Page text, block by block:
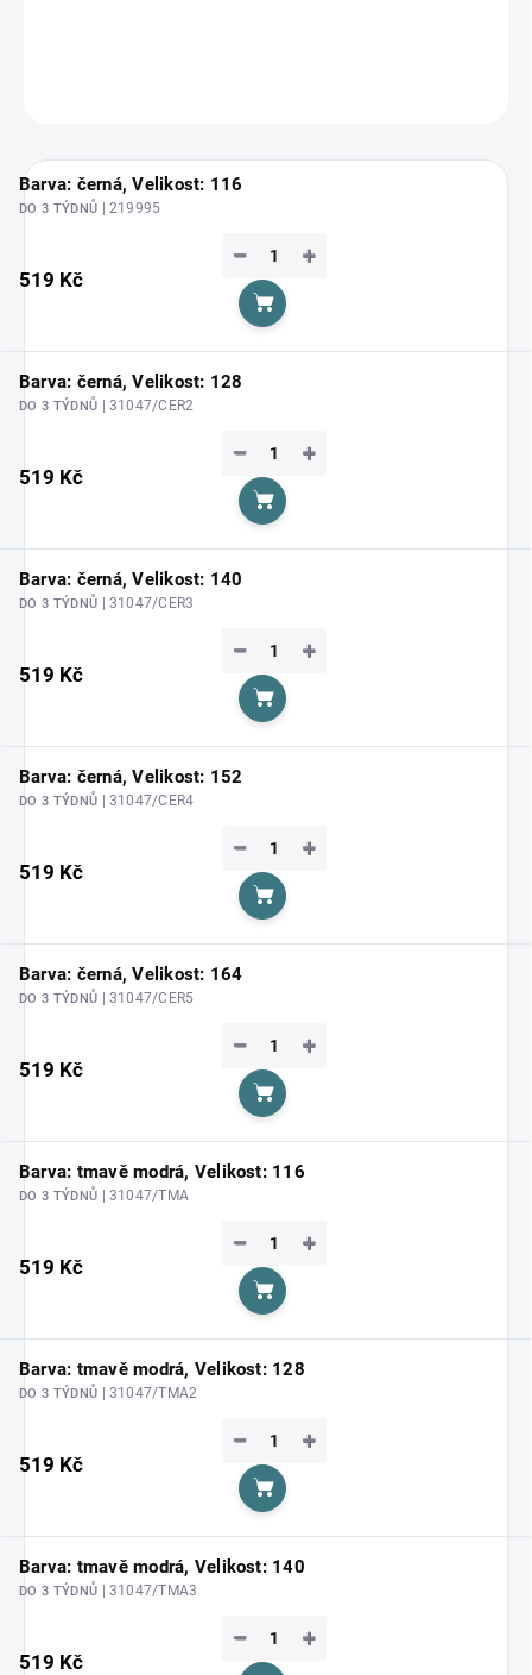
Barva: černá, Velikost: 116
DO 3 TÝDNŮ | 219995
519 Kč
+
−
Do košíku
Barva: černá, Velikost: 128
DO 3 TÝDNŮ | 31047/CER2
519 Kč
+
−
Do košíku
Barva: černá, Velikost: 140
DO 3 TÝDNŮ | 31047/CER3
519 Kč
+
−
Do košíku
Barva: černá, Velikost: 152
DO 3 TÝDNŮ | 31047/CER4
519 Kč
+
−
Do košíku
Barva: černá, Velikost: 164
DO 3 TÝDNŮ | 31047/CER5
519 Kč
+
−
Do košíku
Barva: tmavě modrá, Velikost: 116
DO 3 TÝDNŮ | 31047/TMA
519 Kč
+
−
Do košíku
Barva: tmavě modrá, Velikost: 128
DO 3 TÝDNŮ | 31047/TMA2
519 Kč
+
−
Do košíku
Barva: tmavě modrá, Velikost: 140
DO 3 TÝDNŮ | 31047/TMA3
519 Kč
+
−